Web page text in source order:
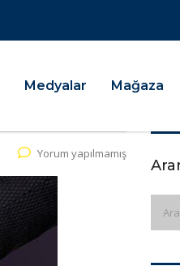
Medyalar Mağaza
Yorum yapılmamış